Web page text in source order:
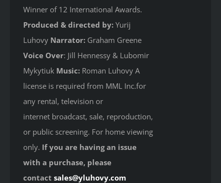
Winner of 12 International Awards.
Produced & directed by: Yurij
Luhovy Narrator: Graham Greene
Voice Over: Jill Hennessy & Lubomir
Mykytiuk Music: Roman Luhovy A
license is required from MML Inc.for
any rental, television or
internet broadcast, sale, reproduction,
or public screening. For home viewing
only. If you are having an issue
with a purchase, please
contactsales@yluhovy.com